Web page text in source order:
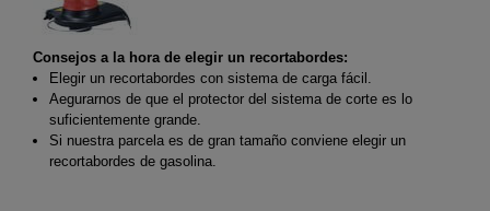
Consejos a la hora de elegir un recortabordes:
Elegir un recortabordes con sistema de carga fácil.
Aegurarnos de que el protector del sistema de corte es lo
suficientemente grande.
Si nuestra parcela es de gran tamaño conviene elegir un
recortabordes de gasolina.